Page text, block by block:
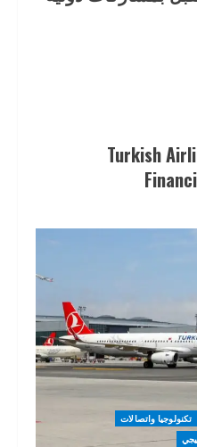
Turkish
تكنولوجيا واتصالات